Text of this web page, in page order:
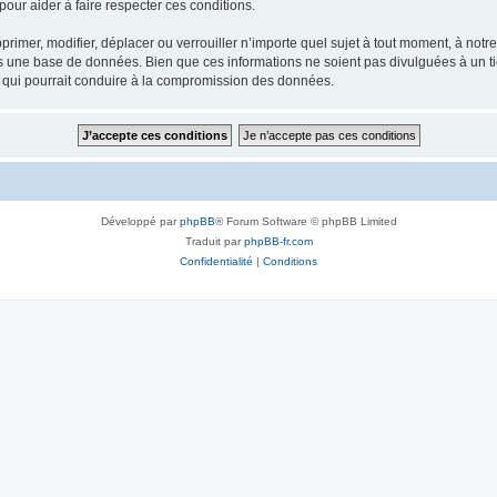
aider à faire respecter ces conditions.
modifier, déplacer ou verrouiller n’importe quel sujet à tout moment, à
base de données. Bien que ces informations ne soient pas divulguées à un
pourrait conduire à la compromission des données.
Développé parphpBB® Forum Software © phpBB Limited
Traduit parphpBB-fr.com
Confidentialité | Conditions